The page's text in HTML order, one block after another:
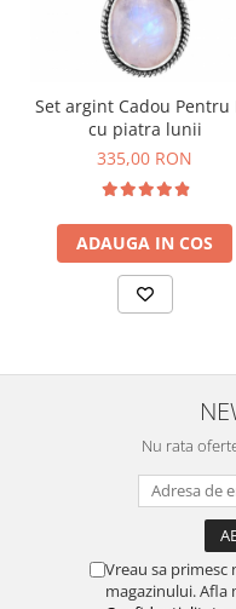
Set argint Cadou Pentru
cu piatra lunii
335,00 RON
ADAUGA IN COS
Nu rata
Vreau sa
magazinului. Afla